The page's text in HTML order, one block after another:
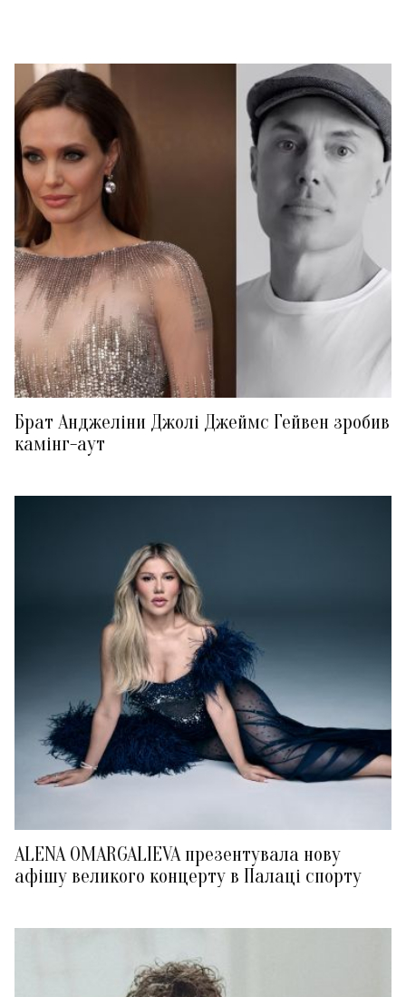
Брат Анджеліни Джолі Джеймс Гейвен зробив
камінг-аут
ALENA OMARGALIEVA презентувала нову
афішу великого концерту в Палаці спорту